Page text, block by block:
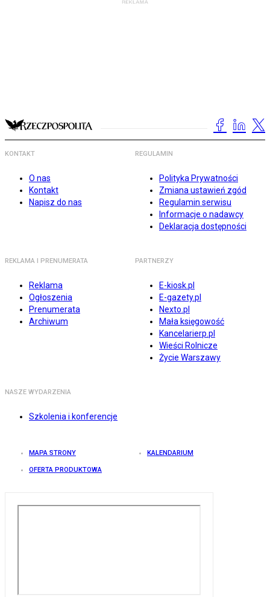
KONTAKT
O nas
Kontakt
Napisz do nas
REGULAMIN
Polityka Prywatności
Zmiana ustawień zgód
Regulamin serwisu
Informacje o nadawcy
Deklaracja dostępności
REKLAMA I PRENUMERATA
Reklama
Ogłoszenia
Prenumerata
Archiwum
PARTNERZY
E-kiosk.pl
E-gazety.pl
Nexto.pl
Mała księgowość
Kancelarierp.pl
Wieści Rolnicze
Życie Warszawy
NASZE WYDARZENIA
Szkolenia i konferencje
MAPA STRONY KALENDARIUM
OFERTA PRODUKTOWA